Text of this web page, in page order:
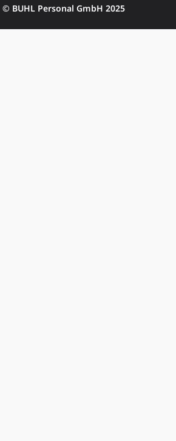
© BUHL Personal GmbH 2025